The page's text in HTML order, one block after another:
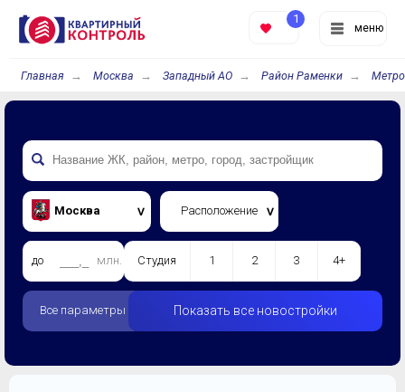
меню
1
Главная Москва Западный АО Район Раменки
Москва Расположение
до млн. Студия 1 2 3 4+
Все параметры Показать все новостройки